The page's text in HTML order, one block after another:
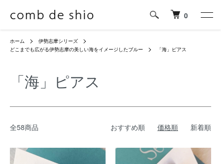
0
ホーム
伊勢志摩シリーズ
どこまでも広がる伊勢志摩の美しい海をイメージしたブルー
「海」ピアス
「海」ピアス
全58商品 おすすめ順 価格順 新着順